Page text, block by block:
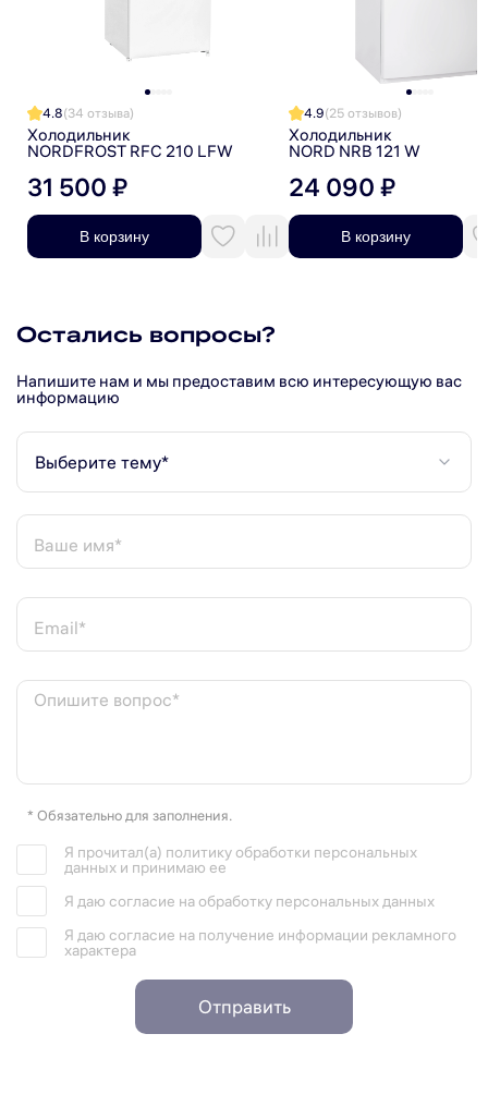
На ящиках и дверных полках нанесена стильная инфографика.
При необходимости чистки или замены уплотнитель двери легко
снимается и ставится обратно. Возможность перенавешивания двери
создает удобство открывания с нужной стороны и позволяет встроить
Гарантия на холодильник NORD – 2 года.
4.8(34 отзыва)
Холодильник
NORDFROST RFC 210 LFW
31 500 ₽
В корзину
4.9(25 отзывов)
Холодильник
NORD NRB 121 W
24 090 ₽
В корзину
Остались вопросы?
Напишите нам и мы предоставим всю интересующую вас
информацию
Выберите тему*
Ваше имя*
Email*
Опишите вопрос*
* Обязательно для заполнения.
Я прочитал(а) политику обработки персональных
данных и принимаю ее
Я даю согласие на обработку персональных данных
Я даю согласие на получение информации рекламного
характера
Отправить